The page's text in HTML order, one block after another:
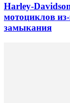
Harley-
мотоциклов
замыкания